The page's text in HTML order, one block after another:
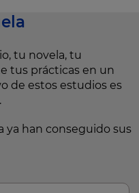
tu novela, tu
tus prácticas en un
de estos estudios es
ya han conseguido sus